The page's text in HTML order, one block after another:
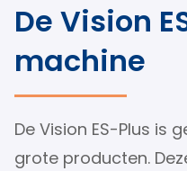
De Vision
machine
De Vision ES-Plus is
grote producten.